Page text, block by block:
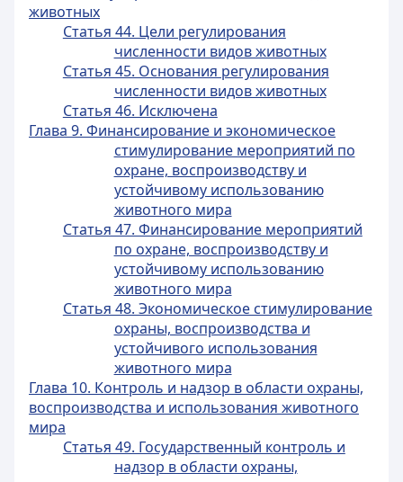
животных
Статья 44. Цели регулирования
численности видов животных
Статья 45. Основания регулирования
численности видов животных
Статья 46. Исключена
Глава 9. Финансирование и экономическое
стимулирование мероприятий по
охране, воспроизводству и
устойчивому использованию
животного мира
Статья 47. Финансирование мероприятий
по охране, воспроизводству и
устойчивому использованию
животного мира
Статья 48. Экономическое стимулирование
охраны, воспроизводства и
устойчивого использования
животного мира
Глава 10. Контроль и надзор в области охраны,
воспроизводства и использования животного
мира
Статья 49. Государственный контроль и
надзор в области охраны,